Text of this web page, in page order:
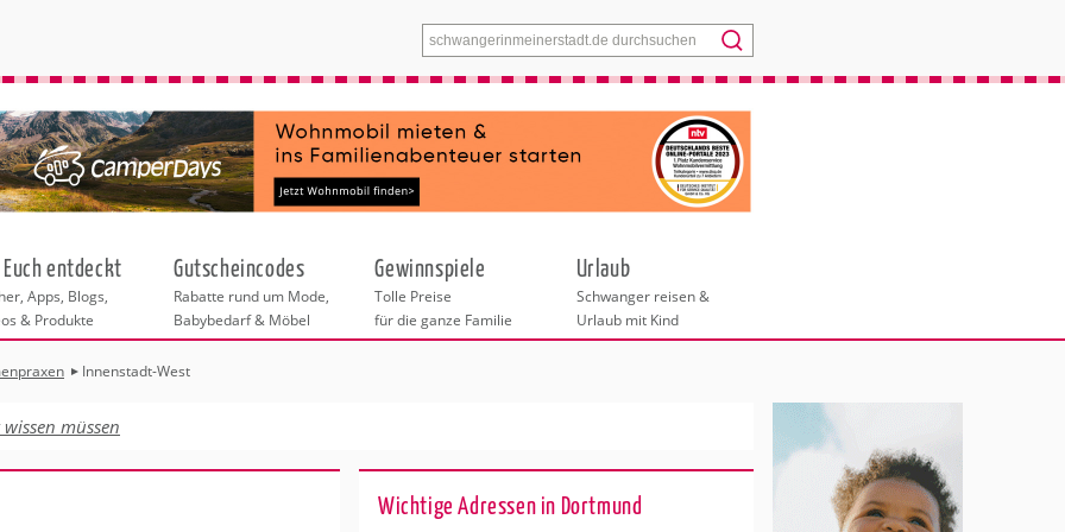
Menü
Stuttgart
Euch entdeckt
Apps, Blogs,
& Produkte
Gutscheincodes
Rabatte rund um Mode,
Babybedarf & Möbel
Gewinnspiele
Tolle Preise
für die ganze Familie
Urlaub
Schwanger reisen &
Urlaub mit Kind
Innenstadt-West
müssen
Wichtige Adressen in Dortmund